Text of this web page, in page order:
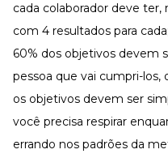
cada colaborador deve
com 4 resultados para cada;
60% dos objetivos devem
pessoa que vai cumpri-los,
os objetivos devem ser
você precisa respirar
errando nos padrões da